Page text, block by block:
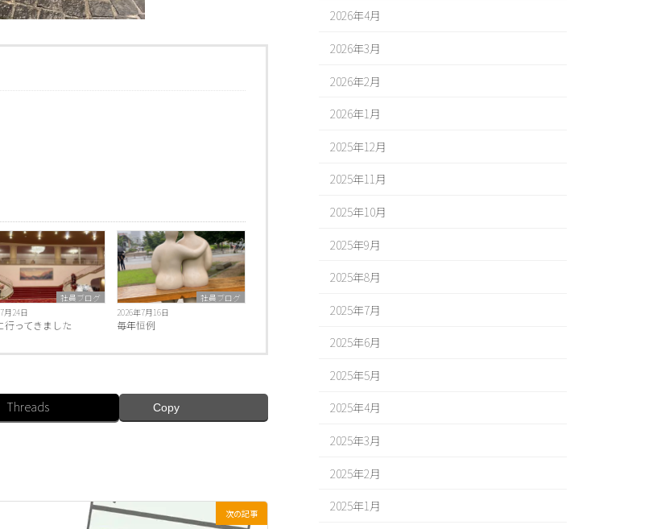
社員ブログ
月24日
行ってきました
社員ブログ
2026年7月16日
毎年恒例
Threads Copy
次の記事
2026年4月
2026年3月
2026年2月
2026年1月
2025年12月
2025年11月
2025年10月
2025年9月
2025年8月
2025年7月
2025年6月
2025年5月
2025年4月
2025年3月
2025年2月
2025年1月